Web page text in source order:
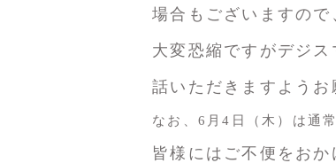
場合もございますので
大変恐縮ですがデジ
話いただきますようお
なお、6月4日（木）は通
皆様にはご不便をお